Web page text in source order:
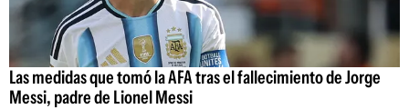
Las medidas que tomó la AFA tras el fallecimiento de Jorge
Messi, padre de Lionel Messi